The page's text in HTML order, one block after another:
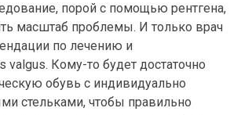
порой с помощью рентгена,
масштаб проблемы. И только врач
по лечению и
valgus. Кому-то будет достаточно
обувь с индивидуально
стельками, чтобы правильно